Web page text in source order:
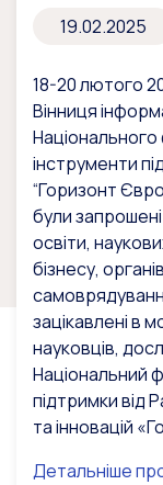
19.02.2025
18-20 лютого
Вінниця
інструменти
“Горизонт
були
освіти,
бізнесу,
зацікавлені в
науковців,
Національний
підтримки від
та інновацій
Детальніше